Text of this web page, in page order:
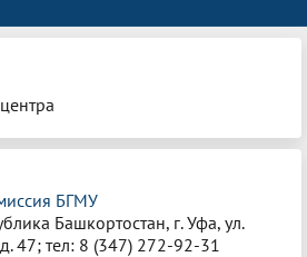
БГМУ
Башкортостан, г. Уфа, ул.
47; тел: 8 (347) 272-92-31